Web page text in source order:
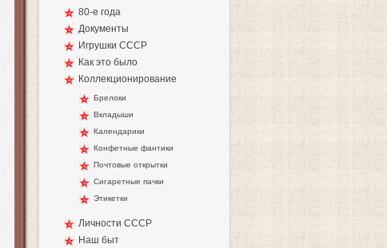
80-е года
Документы
Игрушки СССР
Как это было
Коллекционирование
Брелоки
Вкладыши
Календарики
Конфетные фантики
Почтовые открытки
Сигаретные пачки
Этикетки
Личности СССР
Наш быт